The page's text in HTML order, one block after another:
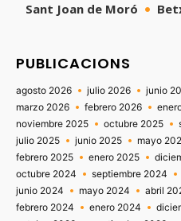
Sant Joan de Moró
PUBLICACIONS
agosto 2026 julio 2026 junio
marzo 2026
febrero 2026
noviembre 2025
octubre 2025
julio 2025
junio 2025 mayo
febrero 2025
enero 2025
octubre 2024
septiembre 2024
junio 2024
mayo 2024 abril
febrero 2024
enero 2024